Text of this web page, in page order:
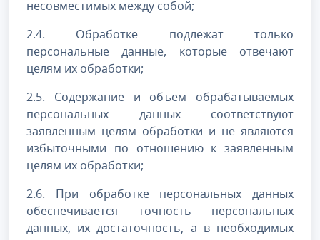
несовместимых между собой;
2.4. Обработке подлежат только
персональные данные, которые отвечают
целям их обработки;
2.5. Содержание и объем обрабатываемых
персональных данных соответствуют
заявленным целям обработки и не являются
избыточными по отношению к заявленным
целям их обработки;
2.6. При обработке персональных данных
обеспечивается точность персональных
данных, их достаточность, а в необходимых